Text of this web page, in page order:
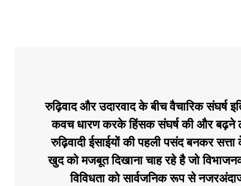
रुढ़िवाद और उदारवाद के बीच वैचारिक संघर्ष
कवच धारण करके हिंसक संघर्ष की और बढ़ने
रुढ़िवादी ईसाईयों की पहली पसंद बनकर
खुद को मजबूत दिखाना चाह रहे है जो
विविधता को सार्वजनिक रूप से